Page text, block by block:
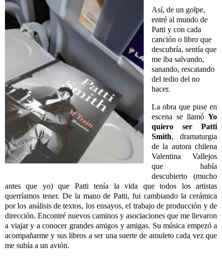
Así, de un golpe,
entré al mundo de
Patti y con cada
canción o libro que
descubría, sentía que
me iba salvando,
sanando, rescatando
del tedio del no
hacer.
La obra que puse en
escena se llamóYo
quiero ser Patti
Smith, dramaturgia
de la autora chilena
Valentina Vallejos
que había
descubierto (mucho
antes que yo) que Patti tenía la vida que todos los artistas
querríamos tener. De la mano de Patti, fui cambiando la cerámica
por los análisis de textos, los ensayos, el trabajo de producción y de
dirección. Encontré nuevos caminos y asociaciones que me llevaron
a viajar y a conocer grandes amigos y amigas. Su música empezó a
acompañarme y sus libros a ser una suerte de amuleto cada vez que
me subía a un avión.